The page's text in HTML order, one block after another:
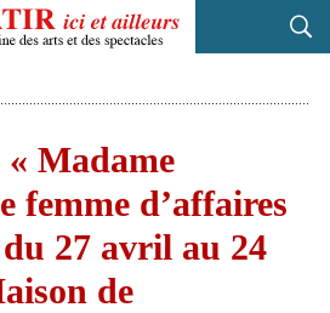
Madame
femme d’affaires
27 avril au 24
de